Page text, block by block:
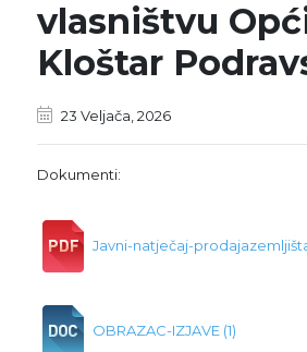
vlasništvu
Kloštar
23 Veljača, 2026
Dokumenti:
Javni-natječaj-
OBRAZAC-IZJAVE (1)